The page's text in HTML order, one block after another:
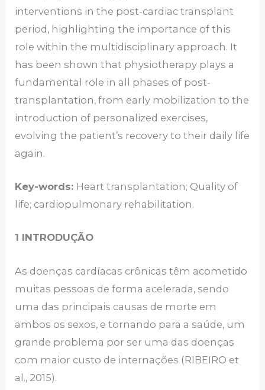
interventions in the post-cardiac transplant
period, highlighting the importance of this
role within the multidisciplinary approach. It
has been shown that physiotherapy plays a
fundamental role in all phases of post-
transplantation, from early mobilization to the
introduction of personalized exercises,
evolving the patient’s recovery to their daily life
again.
Key-words: Heart transplantation; Quality of
life; cardiopulmonary rehabilitation.
1 INTRODUÇÃO
As doenças cardíacas crônicas têm acometido
muitas pessoas de forma acelerada, sendo
uma das principais causas de morte em
ambos os sexos, e tornando para a saúde, um
grande problema por ser uma das doenças
com maior custo de internações (RIBEIRO et
al., 2015).